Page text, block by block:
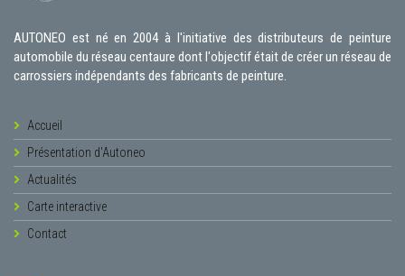
AUTONEO est né en 2004 à l'initiative des distributeurs de peinture
automobile du réseau centaure dont l'objectif était de créer un réseau de
carrossiers indépendants des fabricants de peinture.
Accueil
Présentation d'Autoneo
Actualités
Carte interactive
Contact